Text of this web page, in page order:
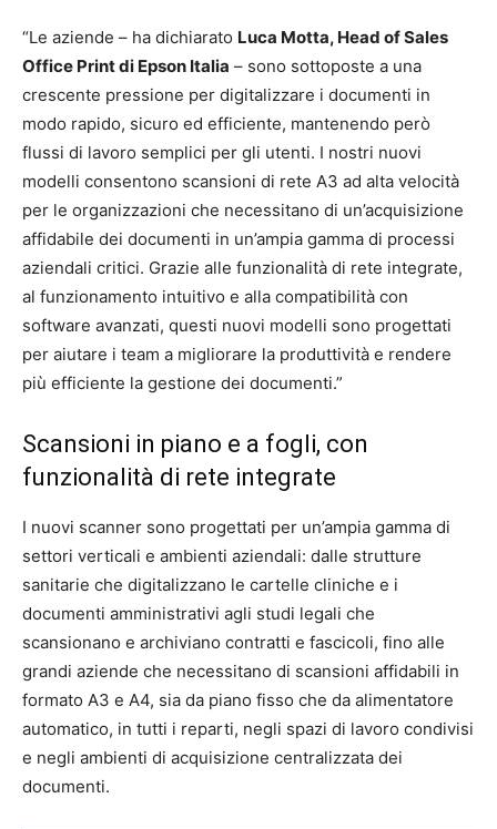
“Le aziende – ha dichiarato Luca Motta, Head of Sales
Office Print di Epson Italia – sono sottoposte a una
crescente pressione per digitalizzare i documenti in
modo rapido, sicuro ed efficiente, mantenendo però
flussi di lavoro semplici per gli utenti. I nostri nuovi
modelli consentono scansioni di rete A3 ad alta velocità
per le organizzazioni che necessitano di un’acquisizione
affidabile dei documenti in un’ampia gamma di processi
aziendali critici. Grazie alle funzionalità di rete integrate,
al funzionamento intuitivo e alla compatibilità con
software avanzati, questi nuovi modelli sono progettati
per aiutare i team a migliorare la produttività e rendere
più efficiente la gestione dei documenti.”
Scansioni in piano e a fogli, con
funzionalità di rete integrate
I nuovi scanner sono progettati per un’ampia gamma di
settori verticali e ambienti aziendali: dalle strutture
sanitarie che digitalizzano le cartelle cliniche e i
documenti amministrativi agli studi legali che
scansionano e archiviano contratti e fascicoli, fino alle
grandi aziende che necessitano di scansioni affidabili in
formato A3 e A4, sia da piano fisso che da alimentatore
automatico, in tutti i reparti, negli spazi di lavoro condivisi
e negli ambienti di acquisizione centralizzata dei
documenti.